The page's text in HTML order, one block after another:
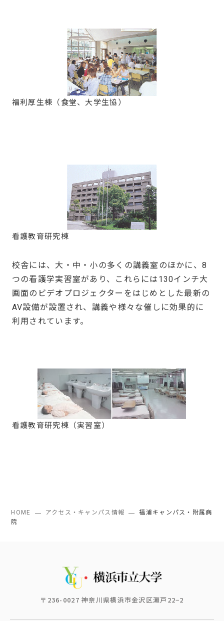
福利厚生棟（食堂、大学生協）
看護教育研究棟
校舎には、大・中・小の多くの講義室のほかに、8
つの看護学実習室があり、これらには130インチ大
画面のビデオプロジェクターをはじめとした最新の
AV設備が設置され、講義や様々な催しに効果的に
利用されています。
看護教育研究棟（実習室）
HOME アクセス・キャンパス情報
福浦キャンパス・附属病
院
〒236-0027 神奈川県横浜市金沢区瀬戸22−2